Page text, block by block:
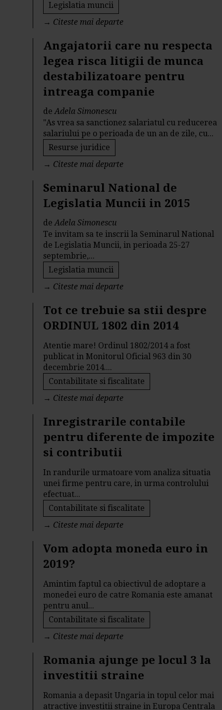
Legislatia muncii
→ Citeste mai departe
Angajatorii care nu respecta
legea risca litigii de munca
destabilizatoare pentru
intreaga companie
deAdela Simonescu
"As vrea sa sanctionez salariatul cu reducerea
salariului pe o perioada de un an de zile, cu...
Resurse juridice
→ Citeste mai departe
Seminarul National de
Legislatia Muncii in 2015
deAdela Simonescu
Te invitam sa te inscrii la Seminarul National
de Legislatia Muncii, in perioada 25-27
septembrie,...
Legislatia muncii
→ Citeste mai departe
Tot ce trebuie sa stii despre
ORDINUL 1802 din 2014
Atentie mare! Ordinul 1802/2014 a fost
publicat in Monitorul Oficial 963 din 30
decembrie 2014....
Contabilitate si fiscalitate
→ Citeste mai departe
Inregistrarile contabile
pentru diferente de impozite
si contributii
In randurile urmatoare vom analiza situatia
unei firme pentru care, in urma controlului
efectuat...
Contabilitate si fiscalitate
→ Citeste mai departe
Vom adopta moneda euro in
2019?
Amintim faptul ca obiectivul de adoptare a
monedei euro de catre Romania este amanat
pentru anul...
Contabilitate si fiscalitate
→ Citeste mai departe
Romania ajunge pe locul 3 la
investitii straine
Romania a depasit Ungaria in topul celor mai
atractive investitii straine in Europa Centrala